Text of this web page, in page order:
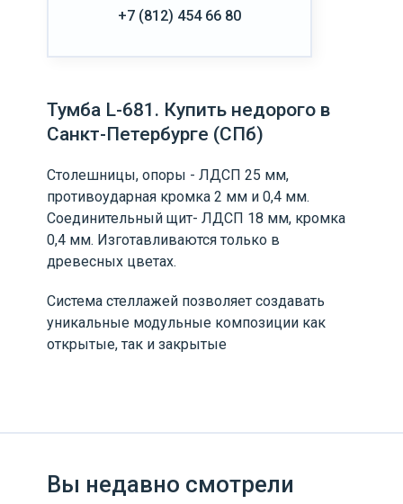
+7 (812) 454 66 80
Тумба L-681. Купить недорого в
Санкт-Петербурге (СПб)
Столешницы, опоры - ЛДСП 25 мм,
противоударная кромка 2 мм и 0,4 мм.
Соединительный щит- ЛДСП 18 мм, кромка
0,4 мм. Изготавливаются только в
древесных цветах.
Система стеллажей позволяет создавать
уникальные модульные композиции как
открытые, так и закрытые
Вы недавно смотрели